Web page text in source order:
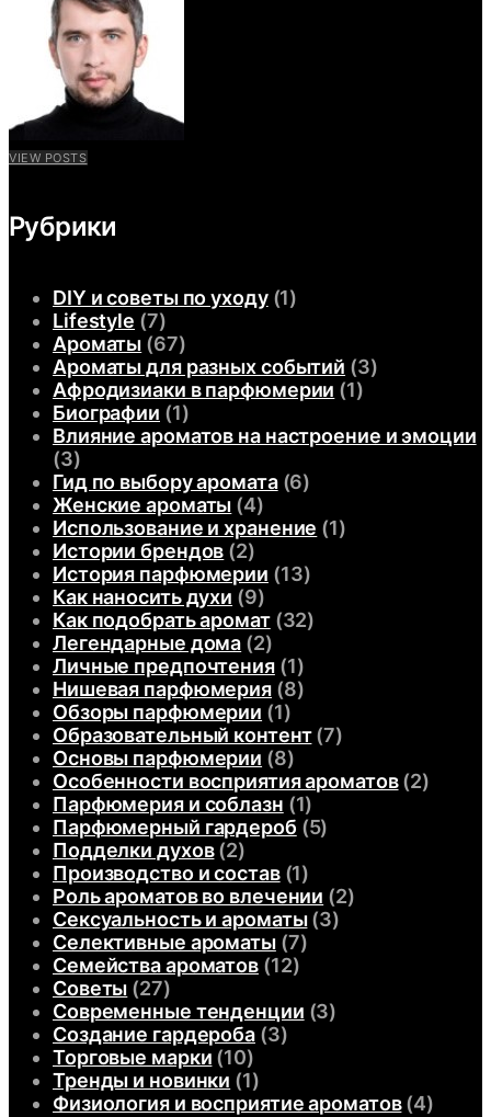
VIEW POSTS
Рубрики
DIY и советы по уходу(1)
Lifestyle (7)
Ароматы (67)
Ароматы для разных событий (3)
Афродизиаки в парфюмерии (1)
Биографии (1)
Влияние ароматов на настроение и эмоции
(3)
Гид по выбору аромата(6)
Женские ароматы (4)
Использование и хранение (1)
Истории брендов (2)
История парфюмерии (13)
Как наносить духи (9)
Как подобрать аромат(32)
Легендарные дома (2)
Личные предпочтения(1)
Нишевая парфюмерия(8)
Обзоры парфюмерии (1)
Образовательный контент(7)
Основы парфюмерии (8)
Особенности восприятия ароматов(2)
Парфюмерия и соблазн (1)
Парфюмерный гардероб (5)
Подделки духов(2)
Производство и состав(1)
Роль ароматов во влечении (2)
Сексуальность и ароматы(3)
Селективные ароматы(7)
Семейства ароматов(12)
Советы (27)
Современные тенденции (3)
Создание гардероба(3)
Торговые марки (10)
Тренды и новинки (1)
Физиология и восприятие ароматов(4)